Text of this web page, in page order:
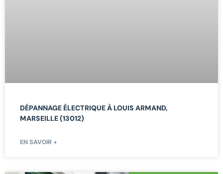
DÉPANNAGE ÉLECTRIQUE À LOUIS ARMAND,
MARSEILLE (13012)
EN SAVOIR +